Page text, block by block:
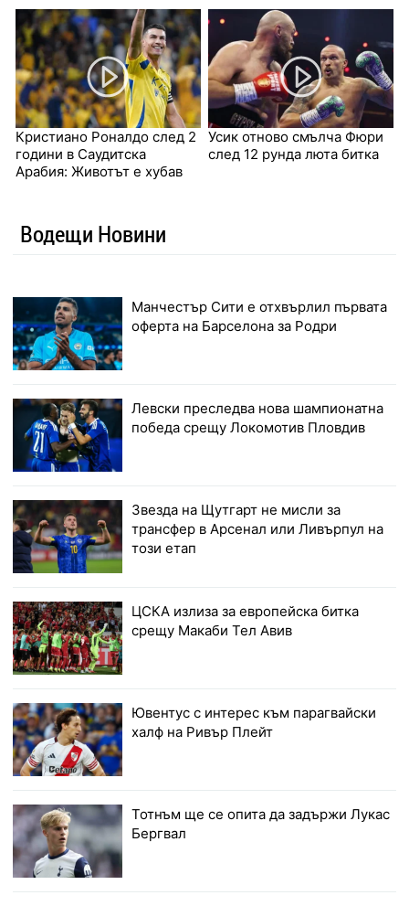
Кристиано Роналдо след 2
години в Саудитска
Арабия: Животът е хубав
Усик отново смълча Фюри
след 12 рунда люта битка
Водещи Новини
Манчестър Сити е отхвърлил първата
оферта на Барселона за Родри
Левски преследва нова шампионатна
победа срещу Локомотив Пловдив
Звезда на Щутгарт не мисли за
трансфер в Арсенал или Ливърпул на
този етап
ЦСКА излиза за европейска битка
срещу Макаби Тел Авив
Ювентус с интерес към парагвайски
халф на Ривър Плейт
Тотнъм ще се опита да задържи Лукас
Бергвал